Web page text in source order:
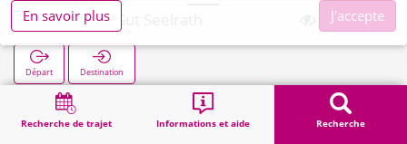
Recherche de trajet Informations et aide Recherche
Blatzheim Gut Seelrath
Départ Destination
Démarrage Recherche Blatzheim Gut Seelrath
En savoir plus
J'accepte